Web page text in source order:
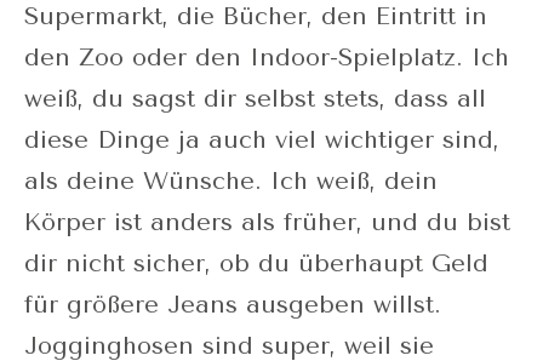
Supermarkt, die Bücher, den Eintritt in
den Zoo oder den Indoor-Spielplatz. Ich
weiß, du sagst dir selbst stets, dass all
diese Dinge ja auch viel wichtiger sind,
als deine Wünsche. Ich weiß, dein
Körper ist anders als früher, und du bist
dir nicht sicher, ob du überhaupt Geld
für größere Jeans ausgeben willst.
Jogginghosen sind super, weil sie